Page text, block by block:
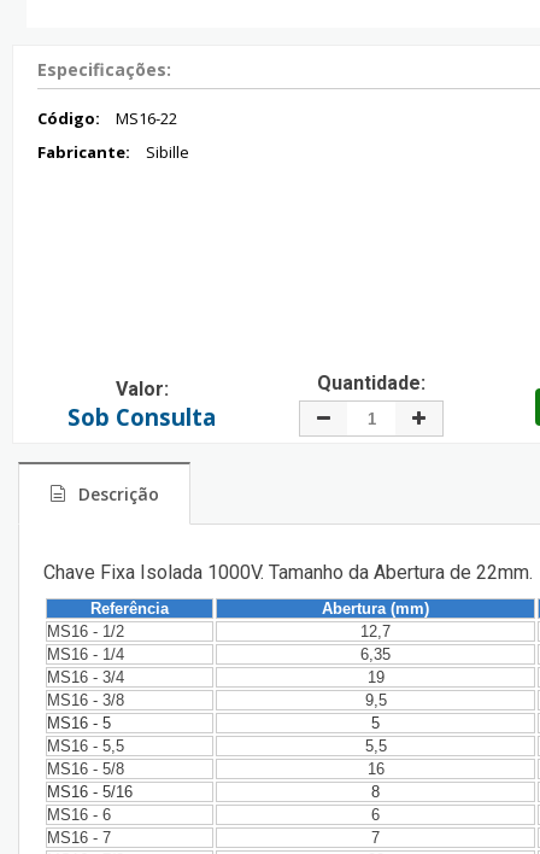
Especificações:
Código:
MS16-22
Fabricante:
Sibille
Valor:
Sob Consulta
Quantidade:
Descrição
Chave Fixa Isolada 1000V. Tamanho da Abertura de 22mm.
Referência
Abertura (mm)
MS16 - 1/2
12,7
MS16 - 1/4
6,35
MS16 - 3/4
19
MS16 - 3/8
9,5
MS16 - 5
5
MS16 - 5,5
5,5
MS16 - 5/8
16
MS16 - 5/16
8
MS16 - 6
6
MS16 - 7
7